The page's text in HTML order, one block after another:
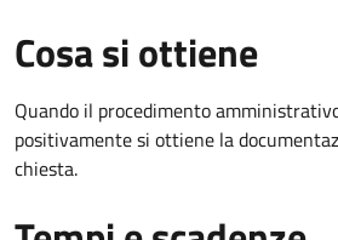
Cosa si ottiene
Quando il procedimento
positivamente si ottiene la
chiesta.